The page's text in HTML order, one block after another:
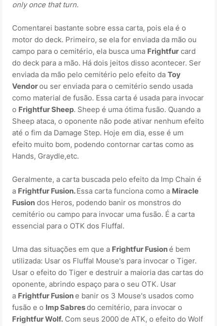
only once that turn.
Comentarei bastante sobre essa carta, pois ela é o
motor do deck. Primeiro, se ela for enviada da mão ou
campo para o cemitério, ela busca uma Frightfur card
do deck para a mão. Há dois jeitos disso acontecer. Ser
enviada da mão pelo cemitério pelo efeito da Toy
Vendorou ser enviada para o cemitério sendo usada
como material de fusão. Essa carta é usada para invocar
o Frightfur Sheep. Sheep é uma ótima fusão. Quando a
Sheep ataca, o oponente não pode ativar nenhum efeito
até o fim da Damage Step. Hoje em dia, esse é um
efeito muito bom, podendo contornar cartas como as
Hands, Graydle,etc.
Geralmente, a carta buscada pelo efeito da Imp Chain é
a Frightfur Fusion.Essa carta funciona como a Miracle
Fusion dos Heros, podendo banir os monstros do
cemitério ou campo para invocar uma fusão. É a carta
essencial para o OTK dos Fluffal.
Uma das situações em que a Frightfur Fusioné bem
utilizada: Usar os Fluffal Mouse's para invocar o Tiger.
Usar o efeito do Tiger e destruir a maioria das cartas do
oponente, abrindo espaço para o seu OTK. Usar
a Frightfur Fusione banir os 3 Mouse's usados como
fusão e o Imp Sabresdo cemitério, para invocar o
Frightfur Wolf. Com seus 2000 de ATK, o efeito do Wolf